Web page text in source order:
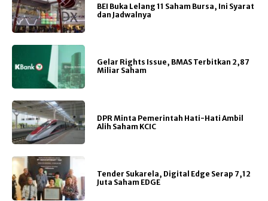
BEI Buka Lelang 11 Saham Bursa, Ini Syarat
dan Jadwalnya
Gelar Rights Issue, BMAS Terbitkan 2,87
Miliar Saham
DPR Minta Pemerintah Hati-Hati Ambil
Alih Saham KCIC
Tender Sukarela, Digital Edge Serap 7,12
Juta Saham EDGE